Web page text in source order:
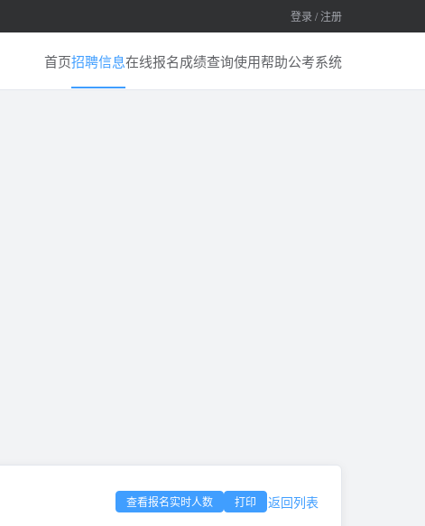
登录 / 注册
首页招聘信息在线报名成绩查询使用帮助公考系统
查看报名实时人数 打印 返回列表